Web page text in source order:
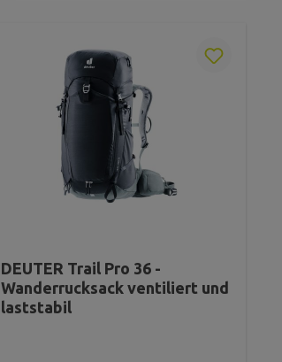
DEUTER Trail Pro 36 -
Wanderrucksack ventiliert und
laststabil